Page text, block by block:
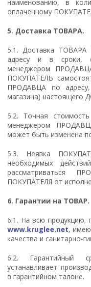
наименованию, в
оплаченному
5. Доставка ТОВАРА.
5.1. Доставка
адресу и в сроки,
менеджером
ПОКУПАТЕЛЬ
ПРОДАВЦА по
магазина) настоящего
5.2. Точная
менеджером
может быть изменена
5.3. Неявка
необходимых
рассматриваться
ПОКУПАТЕЛЯ от
6. Гарантии на ТОВАР.
6.1. На всю продукцию,
www.kruglee.net,
качества и санитарно-
6.2. Гарантийный
устанавливает
в гарантийном талоне.